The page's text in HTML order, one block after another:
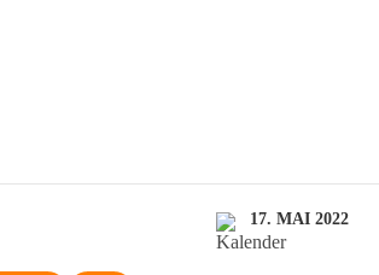
17. MAI 2022